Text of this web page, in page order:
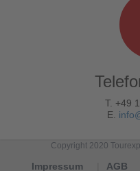
T. +49
E.
Copyright 2020
Impressum AGB